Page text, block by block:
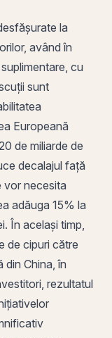
la
având în
cu
sunt
Europeană
de miliarde de
decalajul față
vor necesita
adăuga 15% la
În același timp,
de cipuri către
din China, în
rezultatul